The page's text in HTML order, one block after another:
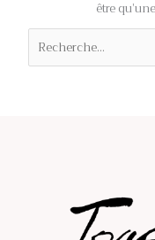
être
Rechercher :